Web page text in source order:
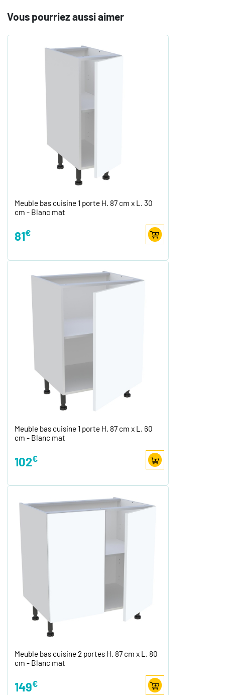
Vous pourriez aussi aimer
Meuble bas cuisine 1 porte H. 87 cm x L. 30
cm - Blanc mat
81€
Meuble bas cuisine 1 porte H. 87 cm x L. 60
cm - Blanc mat
102€
Meuble bas cuisine 2 portes H. 87 cm x L. 80
cm - Blanc mat
149€